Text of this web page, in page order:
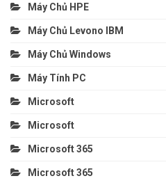
Máy Chủ HPE
Máy Chủ Levono IBM
Máy Chủ Windows
Máy Tính PC
Microsoft
Microsoft
Microsoft 365
Microsoft 365